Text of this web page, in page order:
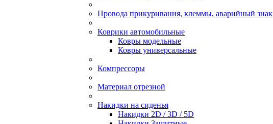
Провода прикуривания, клеммы, аварийный знак
Коврики автомобильные
Ковры модельные
Ковры универсальные
Компрессоры
Материал отрезной
Накидки на сиденья
Накидки 2D / 3D / 5D